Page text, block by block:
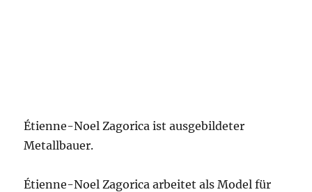
Étienne-Noel Zagorica ist ausgebildeter
Metallbauer.
Étienne-Noel Zagorica arbeitet als Model für